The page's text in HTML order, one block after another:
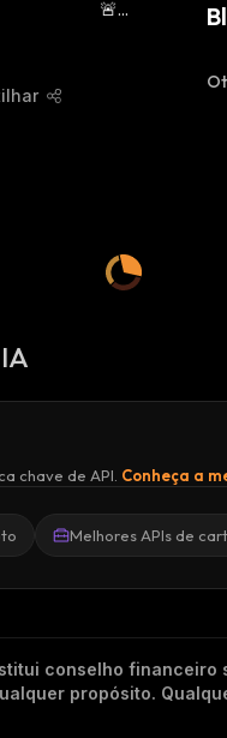
chave de API. Conheça a
Melhores APIs de
conselho financeiro
propósito.